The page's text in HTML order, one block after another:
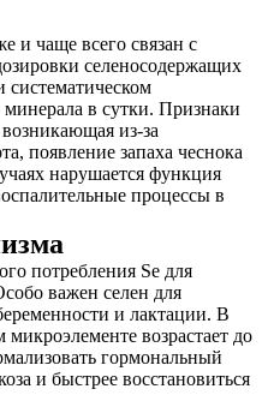
и чаще всего связан с
селеносодержащих
систематическом
в сутки. Признаки
из-за
появление запаха чеснока
нарушается функция
процессы в
потребления Se для
важен селен для
и лактации. В
возрастает до
гормональный
и быстрее восстановиться